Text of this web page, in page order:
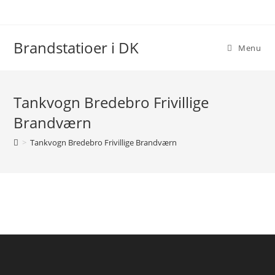
Brandstatioer i DK Menu
Tankvogn Bredebro Frivillige
Brandværn
> Tankvogn Bredebro Frivillige Brandværn